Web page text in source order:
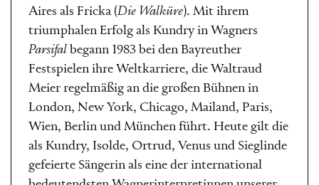
Aires als Fricka (Die Walküre). Mit ihrem
triumphalen Erfolg als Kundry in Wagners
Parsifal begann 1983 bei den Bayreuther
Festspielen ihre Weltkarriere, die Waltraud
Meier regelmäßig an die großen Bühnen in
London, New York, Chicago, Mailand, Paris,
Wien, Berlin und München führt. Heute gilt die
als Kundry, Isolde, Ortrud, Venus und Sieglinde
gefeierte Sängerin als eine der international